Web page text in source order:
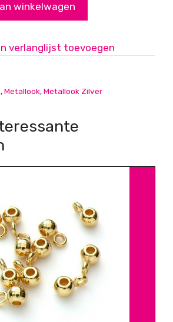
zilver
aantal
winkelwagen
verlanglijst toevoegen
,Metallook,Metallook Zilver